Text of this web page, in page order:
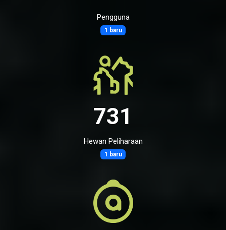
Pengguna
1 baru
731
Hewan Peliharaan
1 baru